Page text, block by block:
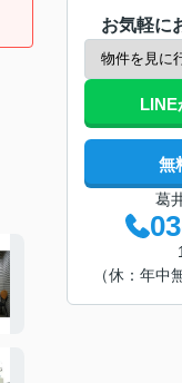
お気軽に
LINE
無
葛
（休：年中